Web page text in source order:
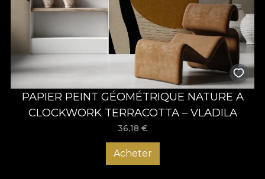
PAPIER PEINT GÉOMÉTRIQUE NATURE A
CLOCKWORK TERRACOTTA – VLADILA
36,18 €
Acheter